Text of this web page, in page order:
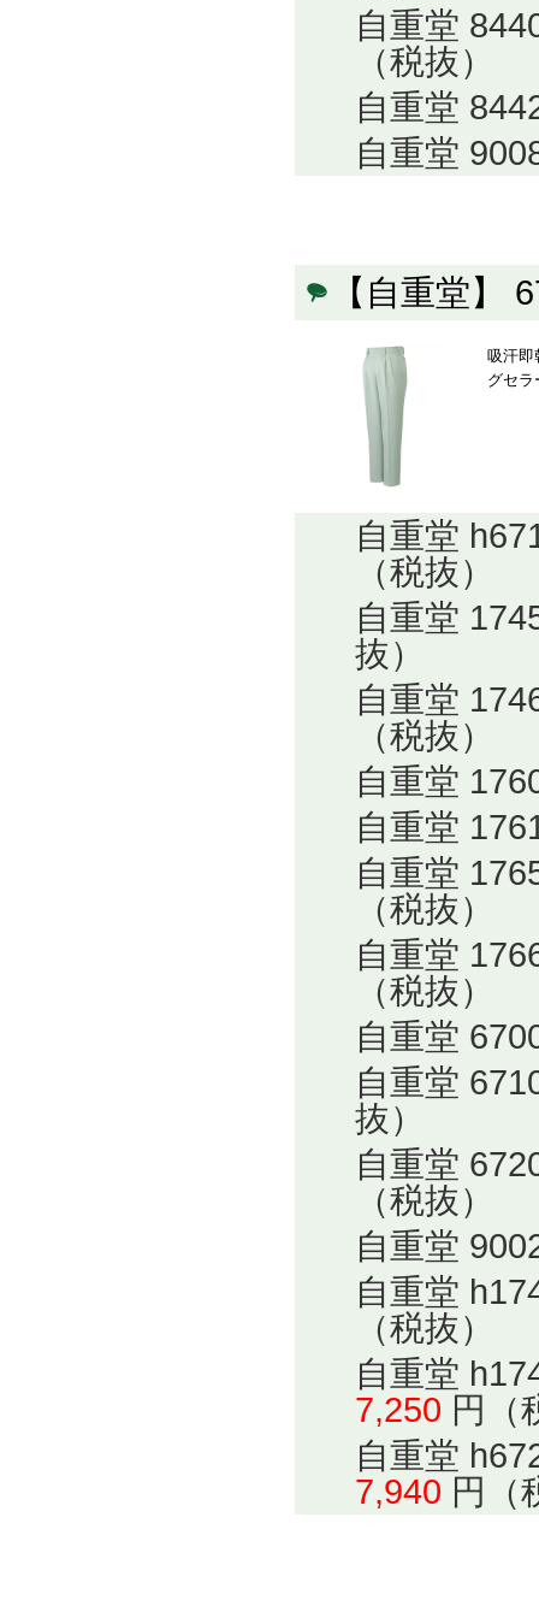
自重堂
（税抜）
自重堂
自重堂
【自重堂
吸汗即
グセラ
自重堂
（税抜）
自重堂
抜）
自重堂
（税抜）
自重堂
自重堂
自重堂
（税抜）
自重堂
（税抜）
自重堂
自重堂
抜）
自重堂
（税抜）
自重堂
自重堂
（税抜）
自重堂
7,250 円（
自重堂
7,940 円（